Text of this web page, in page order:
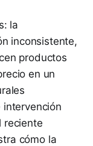
la
inconsistente,
productos
en un
intervención
reciente
cómo la